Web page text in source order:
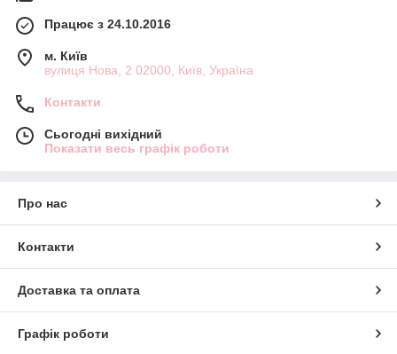
Працює з 24.10.2016
м. Київ
вулиця Нова, 2 02000, Київ, Україна
Контакти
Сьогодні вихідний
Показати весь графік роботи
Про нас
Контакти
Доставка та оплата
Графік роботи